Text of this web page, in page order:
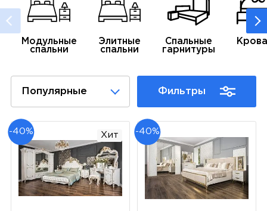
Модульные
спальни
Элитные
спальни
Спальные
гарнитуры
Популярные Фильтры
-40% Хит -40%